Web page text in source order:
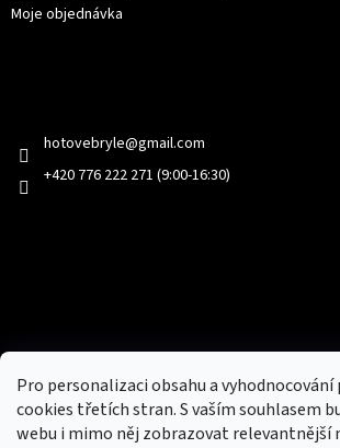
Pro personalizaci obsahu a vyhodnocování
cookies třetích stran. S vaším souhlasem
webu i mimo něj zobrazovat relevantnější
Moje objednávka
hotovebryle@gmail.com
+420 776 222 271 (9:00-16:30)